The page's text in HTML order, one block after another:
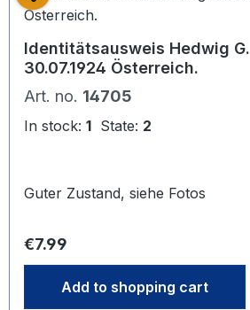
Identitätsausweis Hedwig G.
30.07.1924 Österreich.
Art. no. 14705
In stock: 1 State: 2
Guter Zustand, siehe Fotos
Regular price:
€7.99
Add to shopping cart